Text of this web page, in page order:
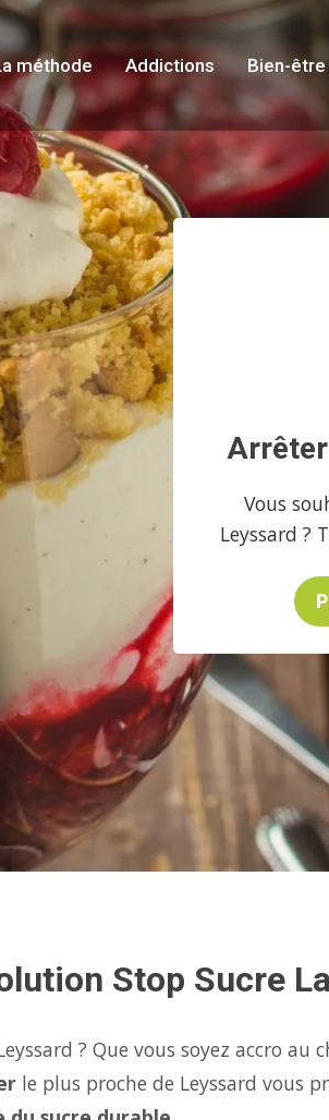
méthode Addictions Bien-être
Vous
Leyssard ?
Stop Sucre
? Que vous soyez accro au
le plus proche de Leyssard vous